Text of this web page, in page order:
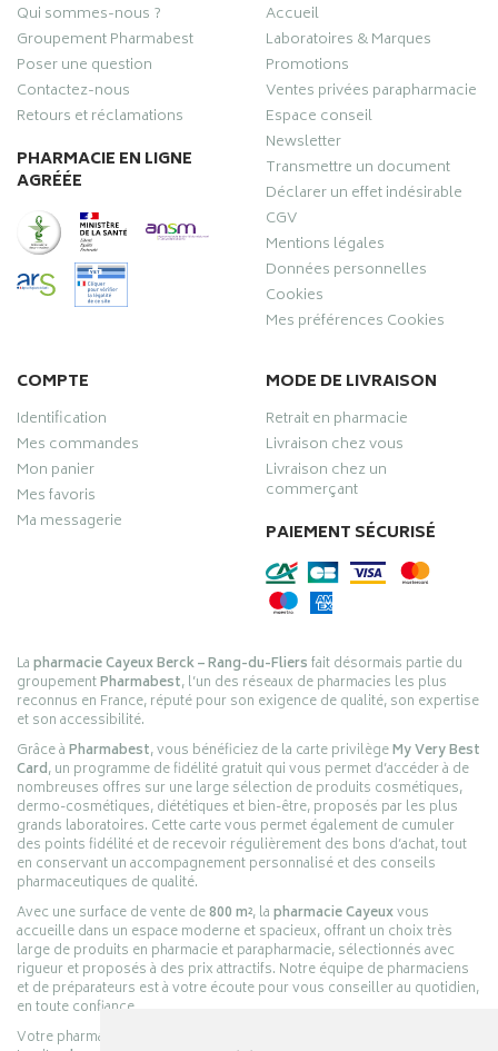
Qui sommes-nous ?
Groupement Pharmabest
Poser une question
Contactez-nous
Retours et réclamations
PHARMACIE EN LIGNE
AGRÉÉE
Accueil
Laboratoires & Marques
Promotions
Ventes privées parapharmacie
Espace conseil
Newsletter
Transmettre un document
Déclarer un effet indésirable
CGV
Mentions légales
Données personnelles
Cookies
Mes préférences Cookies
COMPTE
Identification
Mes commandes
Mon panier
Mes favoris
Ma messagerie
MODE DE LIVRAISON
Retrait en pharmacie
Livraison chez vous
Livraison chez un
commerçant
PAIEMENT SÉCURISÉ
Lapharmacie Cayeux Berck – Rang-du-Fliersfait désormais partie du
groupementPharmabest, l’un des réseaux de pharmacies les plus
reconnus en France, réputé pour son exigence de qualité, son expertise
et son accessibilité.
Grâce àPharmabest, vous bénéficiez de la carte privilègeMy Very Best
Card, un programme de fidélité gratuit qui vous permet d’accéder à de
nombreuses offres sur une large sélection de produits cosmétiques,
dermo-cosmétiques, diététiques et bien-être, proposés par les plus
grands laboratoires. Cette carte vous permet également de cumuler
des points fidélité et de recevoir régulièrement des bons d’achat, tout
en conservant un accompagnement personnalisé et des conseils
pharmaceutiques de qualité.
Avec une surface de vente de800 m², lapharmacie Cayeuxvous
accueille dans un espace moderne et spacieux, offrant un choix très
large de produits en pharmacie et parapharmacie, sélectionnés avec
rigueur et proposés à des prix attractifs. Notre équipe de pharmaciens
et de préparateurs est à votre écoute pour vous conseiller au quotidien,
en toute confiance.
Votre pharmacie en ligne :